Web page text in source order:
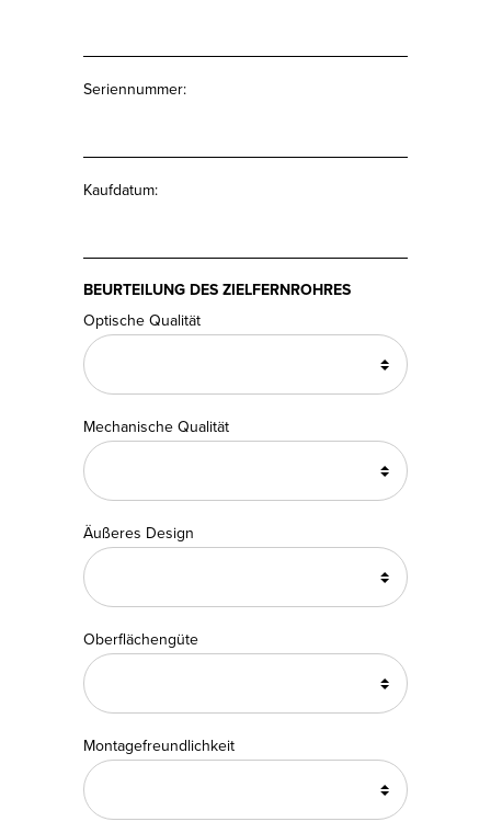
Seriennummer:
Kaufdatum:
BEURTEILUNG DES ZIELFERNROHRES
Optische Qualität
Mechanische Qualität
Äußeres Design
Oberflächengüte
Montagefreundlichkeit